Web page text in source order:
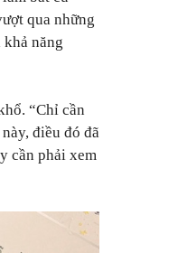
qua những
năng
“Chỉ cần
điều đó đã
cần phải xem